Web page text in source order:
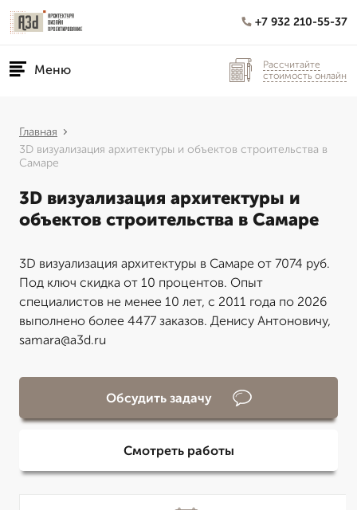
+7 932 210-55-37
Меню
Рассчитайте
стоимость онлайн
Главная
3D визуализация архитектуры и объектов строительства в
Самаре
3D визуализация архитектуры и
объектов строительства в Самаре
3D визуализация архитектуры в Самаре от 7074 руб.
Под ключ скидка от 10 процентов. Опыт
специалистов не менее 10 лет, с 2011 года по 2026
выполнено более 4477 заказов. Денису Антоновичу,
samara@a3d.ru
Обсудить задачу
Смотреть работы